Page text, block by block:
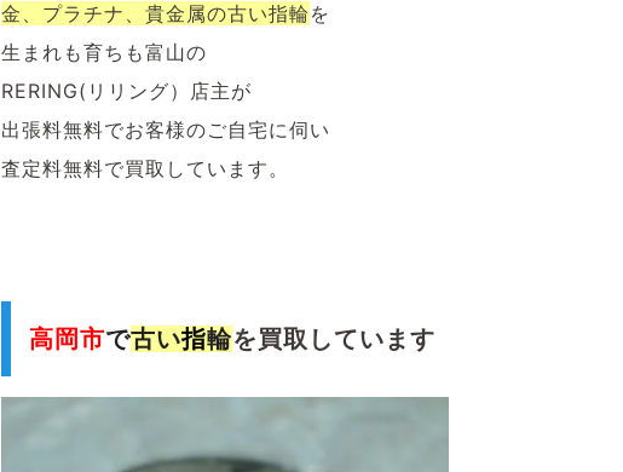
金、プラチナ、貴金属の古い指輪 を
生まれも育ちも富山の
RERING(リリング）店主が
出張料無料でお客様のご自宅に伺い
査定料無料で買取しています。
高岡市で古い指輪を買取しています